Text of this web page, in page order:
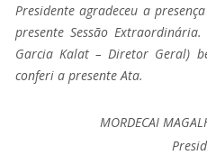
Presidente agradeceu a
presente Sessão
Garcia Kalat – Diretor Geral)
conferi a presente Ata.
MORDECAI